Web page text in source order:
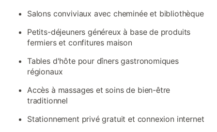
Salons conviviaux avec cheminée et bibliothèque
Petits-déjeuners généreux à base de produits
fermiers et confitures maison
Tables d'hôte pour dîners gastronomiques
régionaux
Accès à massages et soins de bien-être
traditionnel
Stationnement privé gratuit et connexion internet